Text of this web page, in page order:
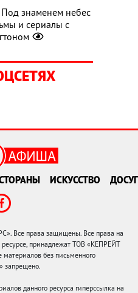
Под знаменем небес
и сериалы с
ИСКУССТВО ДОСУГ
Все права защищены. Все права на
принадлежат ТОВ «КЕПРЕЙТ
без письменного
запрещено.
данного ресурса гиперссылка на